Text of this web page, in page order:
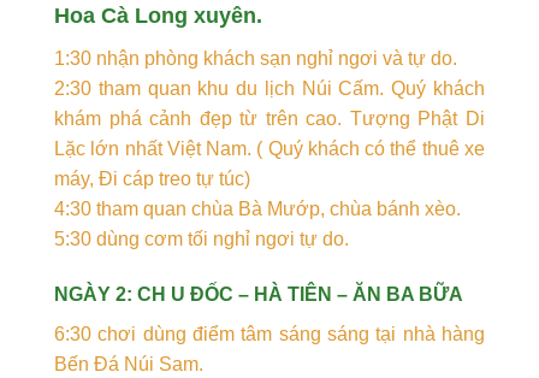
Hoa Cà Long xuyên.
1:30 nhận phòng khách sạn nghỉ ngơi và tự do.
2:30 tham quan khu du lịch Núi Cấm. Quý khách
khám phá cảnh đẹp từ trên cao. Tượng Phật Di
Lặc lớn nhất Việt Nam. ( Quý khách có thể thuê xe
máy, Đi cáp treo tự túc)
4:30 tham quan chùa Bà Mướp, chùa bánh xèo.
5:30 dùng cơm tối nghỉ ngơi tự do.
NGÀY 2: CH U ĐỐC – HÀ TIÊN – ĂN BA BỮA
6:30 chơi dùng điểm tâm sáng sáng tại nhà hàng
Bến Đá Núi Sam.